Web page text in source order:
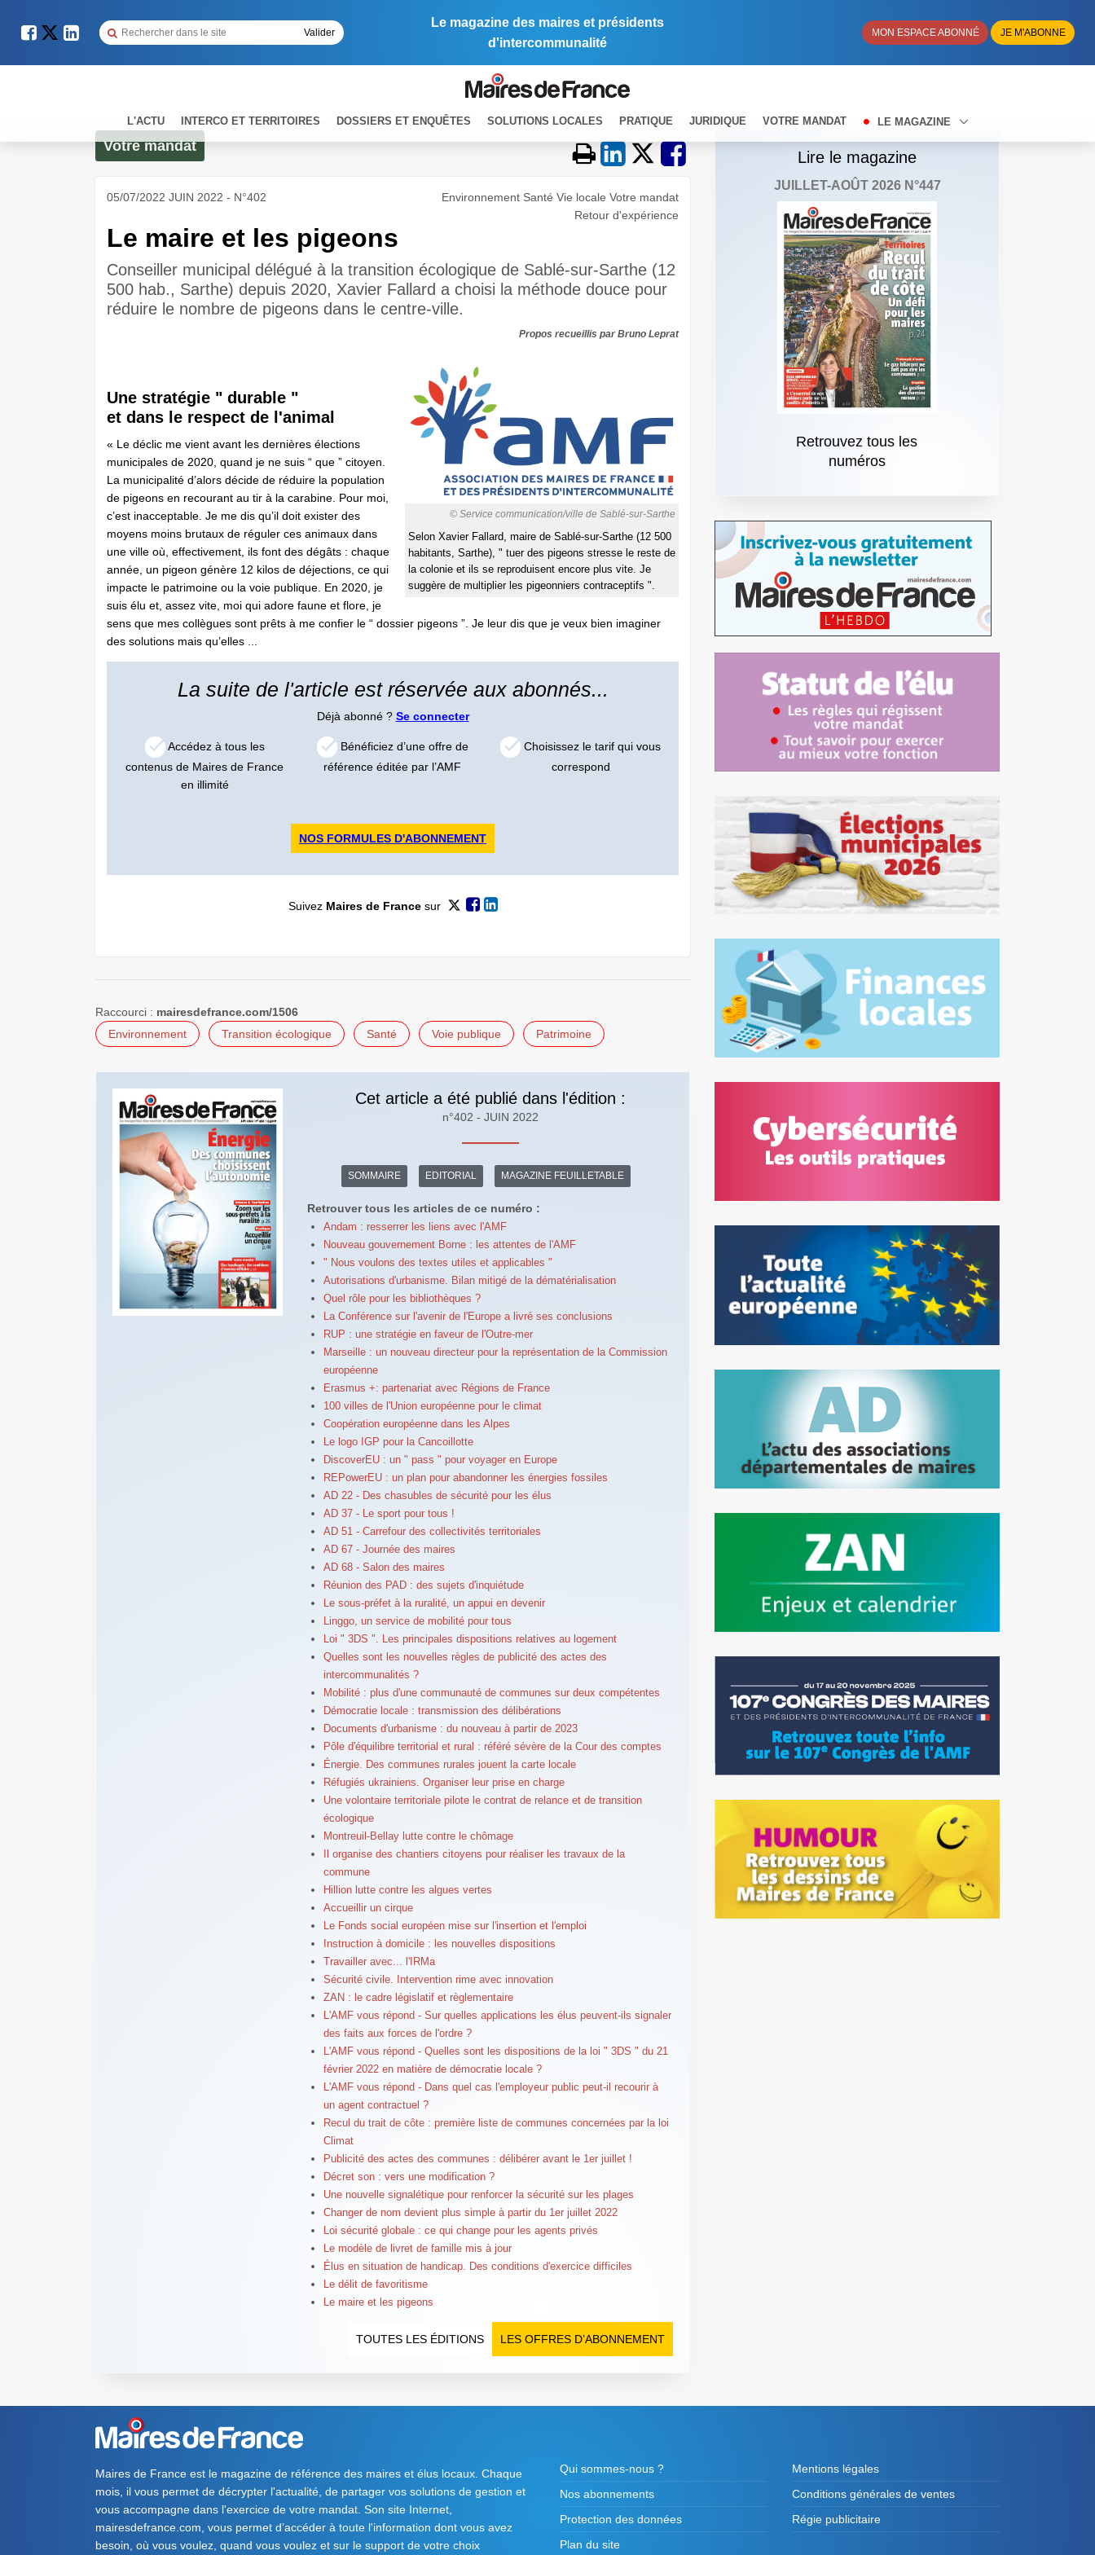
Le magazine des maires et présidents
d'intercommunalité
MON ESPACE ABONNÉ JE M'ABONNE
L'ACTU INTERCO ET TERRITOIRES DOSSIERS ET ENQUÊTES SOLUTIONS LOCALES PRATIQUE JURIDIQUE VOTRE MANDAT LE MAGAZINE
Votre mandat
05/07/2022 JUIN 2022 - N°402
Environnement Santé Vie locale Votre mandat
Retour d'expérience
Le maire et les pigeons
Conseiller municipal délégué à la transition écologique de Sablé-sur-Sarthe (12
500 hab., Sarthe) depuis 2020, Xavier Fallard a choisi la méthode douce pour
réduire le nombre de pigeons dans le centre-ville.
Propos recueillis par Bruno Leprat
© Service communication/ville de Sablé-sur-Sarthe
Selon Xavier Fallard, maire de Sablé-sur-Sarthe (12 500
habitants, Sarthe), " tuer des pigeons stresse le reste de
la colonie et ils se reproduisent encore plus vite. Je
suggère de multiplier les pigeonniers contraceptifs ".
Une stratégie " durable "
et dans le respect de l'animal
« Le déclic me vient avant les dernières élections
municipales de 2020, quand je ne suis “ que ” citoyen.
La municipalité d’alors décide de réduire la population
de pigeons en recourant au tir à la carabine. Pour moi,
c’est inacceptable. Je me dis qu’il doit exister des
moyens moins brutaux de réguler ces animaux dans
une ville où, effectivement, ils font des dégâts : chaque
année, un pigeon génère 12 kilos de déjections, ce qui
impacte le patrimoine ou la voie publique. En 2020, je
suis élu et, assez vite, moi qui adore faune et flore, je
sens que mes collègues sont prêts à me confier le “ dossier pigeons ”. Je leur dis que je veux bien imaginer
des solutions mais qu’elles ...
La suite de l'article est réservée aux abonnés...
Déjà abonné ? Se connecter
Accédez à tous les
contenus de Maires de France
en illimité
Bénéficiez d’une offre de
référence éditée par l’AMF
Choisissez le tarif qui vous
correspond
NOS FORMULES D'ABONNEMENT
Suivez Maires de Francesur
Raccourci : mairesdefrance.com/1506
Environnement
Transition écologique Santé Voie publique Patrimoine
Cet article a été publié dans l'édition :
n°402 - JUIN 2022
SOMMAIRE EDITORIAL MAGAZINE FEUILLETABLE
Retrouver tous les articles de ce numéro :
Andam : resserrer les liens avec l'AMF
Nouveau gouvernement Borne : les attentes de l'AMF
" Nous voulons des textes utiles et applicables "
Autorisations d'urbanisme. Bilan mitigé de la dématérialisation
Quel rôle pour les bibliothèques ?
La Conférence sur l'avenir de l'Europe a livré ses conclusions
RUP : une stratégie en faveur de l'Outre-mer
Marseille : un nouveau directeur pour la représentation de la Commission
européenne
Erasmus +: partenariat avec Régions de France
100 villes de l'Union européenne pour le climat
Coopération européenne dans les Alpes
Le logo IGP pour la Cancoillotte
DiscoverEU : un " pass " pour voyager en Europe
REPowerEU : un plan pour abandonner les énergies fossiles
AD 22 - Des chasubles de sécurité pour les élus
AD 37 - Le sport pour tous !
AD 51 - Carrefour des collectivités territoriales
AD 67 - Journée des maires
AD 68 - Salon des maires
Réunion des PAD : des sujets d'inquiétude
Le sous-préfet à la ruralité, un appui en devenir
Linggo, un service de mobilité pour tous
Loi " 3DS ". Les principales dispositions relatives au logement
Quelles sont les nouvelles règles de publicité des actes des
intercommunalités ?
Mobilité : plus d'une communauté de communes sur deux compétentes
Démocratie locale : transmission des délibérations
Documents d'urbanisme : du nouveau à partir de 2023
Pôle d'équilibre territorial et rural : référé sévère de la Cour des comptes
Énergie. Des communes rurales jouent la carte locale
Réfugiés ukrainiens. Organiser leur prise en charge
Une volontaire territoriale pilote le contrat de relance et de transition
écologique
Montreuil-Bellay lutte contre le chômage
Il organise des chantiers citoyens pour réaliser les travaux de la
commune
Hillion lutte contre les algues vertes
Accueillir un cirque
Le Fonds social européen mise sur l'insertion et l'emploi
Instruction à domicile : les nouvelles dispositions
Travailler avec... l'IRMa
Sécurité civile. Intervention rime avec innovation
ZAN : le cadre législatif et règlementaire
L'AMF vous répond - Sur quelles applications les élus peuvent-ils signaler
des faits aux forces de l'ordre ?
L'AMF vous répond - Quelles sont les dispositions de la loi " 3DS " du 21
février 2022 en matière de démocratie locale ?
L'AMF vous répond - Dans quel cas l'employeur public peut-il recourir à
un agent contractuel ?
Recul du trait de côte : première liste de communes concernées par la loi
Climat
Publicité des actes des communes : délibérer avant le 1er juillet !
Décret son : vers une modification ?
Une nouvelle signalétique pour renforcer la sécurité sur les plages
Changer de nom devient plus simple à partir du 1er juillet 2022
Loi sécurité globale : ce qui change pour les agents privés
Le modèle de livret de famille mis à jour
Élus en situation de handicap. Des conditions d'exercice difficiles
Le délit de favoritisme
Le maire et les pigeons
LES OFFRES D’ABONNEMENT
TOUTES LES ÉDITIONS
Lire le magazine
JUILLET-AOÛT 2026 N°447
Retrouvez tous les
numéros
Maires de France est le magazine de référence des maires et élus locaux. Chaque
mois, il vous permet de décrypter l'actualité, de partager vos solutions de gestion et
vous accompagne dans l'exercice de votre mandat. Son site Internet,
mairesdefrance.com, vous permet d’accéder à toute l'information dont vous avez
besoin, où vous voulez, quand vous voulez et sur le support de votre choix
Qui sommes-nous ?
Nos abonnements
Protection des données
Plan du site
Mentions légales
Conditions générales de ventes
Régie publicitaire